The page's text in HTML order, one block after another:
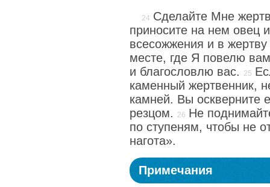
Сделайте Мне
приносите на нем овец
всесожжения и в
месте, где Я повелю
и благословлю вас.
каменный жертвенник,
камней. Вы оскверните
резцом.
Не
по ступеням, чтобы не
нагота».
Примечания